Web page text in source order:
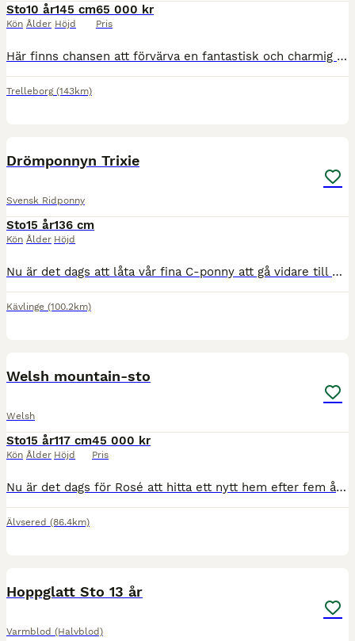
Sto
Kön
10 år
Ålder
145 cm
Höjd
65 000 kr
Pris
​Här finns chansen att förvärva en fantastisk och charmig ponny med hjärtat på rätt ställe! Ett 10-årigt sto (PRE-korsning enligt uppgift), hemmamätt till ca 145 cm. Spanskt pass, tilläggsregistrerad
Trelleborg (143km)
Drömponnyn Trixie
Svensk Ridponny
Sto
Kön
15 år
Ålder
136 cm
Höjd
Nu är det dags att låta vår fina C-ponny att gå vidare till en ny liten ryttare. Egen uppfödning, 7:e generationen. Alla avkommor från denna blodslinjen har blivit fantastisk fina ponnyer med bla SM i hoppning, SM vinnare i fälttävlan mm. Trixie är tävlad i hoppning, dressyr och fälttävlan med fina resultat. Lätt att rida. Lydig. Mycket miljötränad, agillity, terräng träna
Kävlinge (100.2km)
Welsh mountain-sto
Welsh
Sto
Kön
15 år
Ålder
117 cm
Höjd
45 000 kr
Pris
Nu är det dags för Rosé att hitta ett nytt hem efter fem år hos oss när barnen gått över till större ponnyer. Snäll och okomplicerad ponny. Kan gå ensam och i flock. Inga problem att ha själv i stallet. Funkar både på ridbana och uteritter. Går att rida ut på både ensam och i grupp, otittig och trafiksäker. Vår dotter på 10 år rider ut henne själv i alla gångarter. Tävla
Älvsered (86.4km)
Hoppglatt Sto 13 år
Varmblod (Halvblod)